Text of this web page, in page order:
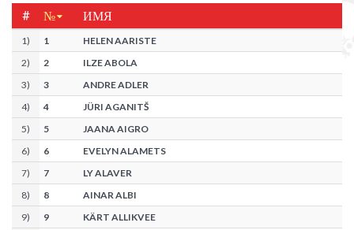
# № ИМЯ
1) 1
HELEN AARISTE
2) 2
ILZE ABOLA
3) 3
ANDRE ADLER
4) 4
JÜRI AGANITŠ
5) 5
JAANA AIGRO
6) 6
EVELYN ALAMETS
7) 7
LY ALAVER
8) 8
AINAR ALBI
9) 9
KÄRT ALLIKVEE